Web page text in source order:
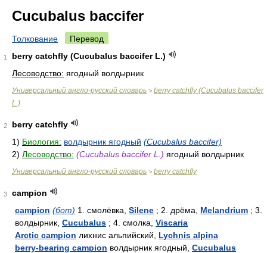
Cucubalus baccifer
Толкование Перевод
1
berry catchfly (Cucubalus baccifer L.)
Лесоводство: ягодный волдырник
Универсальный англо-русский словарь > berry catchfly (Cucubalus baccifer
L.)
2
berry catchfly
1) Биология: волдырник ягодный (Cucubalus baccifer)
2) Лесоводство: (Cucubalus baccifer L.) ягодный волдырник
Универсальный англо-русский словарь > berry catchfly
3
campion
campion (бот) 1. смолёвка, Silene ; 2. дрёма, Melandrium ; 3.
волдырник, Cucubalus ; 4. смолка, Viscaria
Arctic campion лихнис альпийский, Lychnis alpina
berry-bearing campion волдырник ягодный, Cucubalus